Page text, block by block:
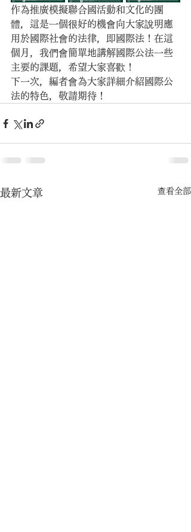
作為推廣模擬聯合國活動和文化的團
體，這是一個很好的機會向大家說明應
用於國際社會的法律，即國際法！在這
個月，我們會簡單地講解國際公法一些
主要的課題，希望大家喜歡！
下一次，編者會為大家詳細介紹國際公
法的特色，敬請期待！
最新文章 查看全部